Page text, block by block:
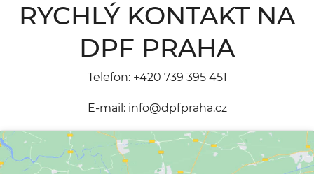
RYCHLÝ KONTAKT NA
DPF PRAHA
Telefon: +420 739 395 451
E-mail: info@dpfpraha.cz